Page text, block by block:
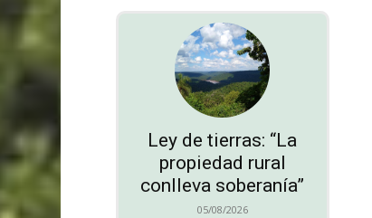
Ley de tierras: “La
propiedad rural
conlleva soberanía”
05/08/2026